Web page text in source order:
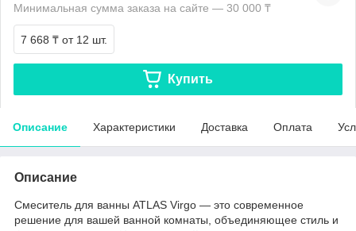
Минимальная сумма заказа на сайте — 30 000 ₸
7 668 ₸ от 12 шт.
Купить
Описание Характеристики Доставка Оплата
Описание
Смеситель для ванны ATLAS Virgo — это современное
решение для вашей ванной комнаты, объединяющее стиль и